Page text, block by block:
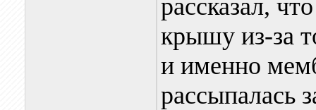
рассказал,
крышу из-за
и именно
рассыпалась